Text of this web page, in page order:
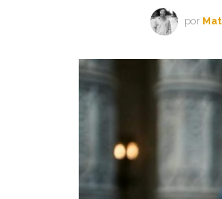
por